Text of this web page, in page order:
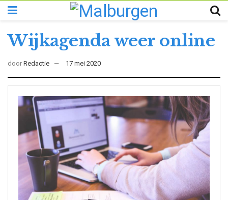
Wijkagenda weer online
door Redactie 17 mei 2020